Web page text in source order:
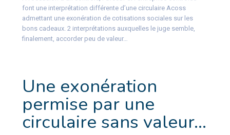
font une interprétation différente d’une circulaire Acoss
admettant une exonération de cotisations sociales sur les
bons cadeaux. 2 interprétations auxquelles le juge semble,
finalement, accorder peu de valeur…
Une exonération
permise par une
circulaire sans valeur…